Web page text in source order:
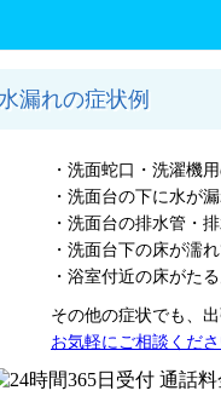
漏れの症状例
・洗面蛇口・洗濯機
・洗面台の下に水が
・洗面台の排水管・
・洗面台下の床が濡
・浴室付近の床がた
その他の症状でも、
お気軽にご相談くださ